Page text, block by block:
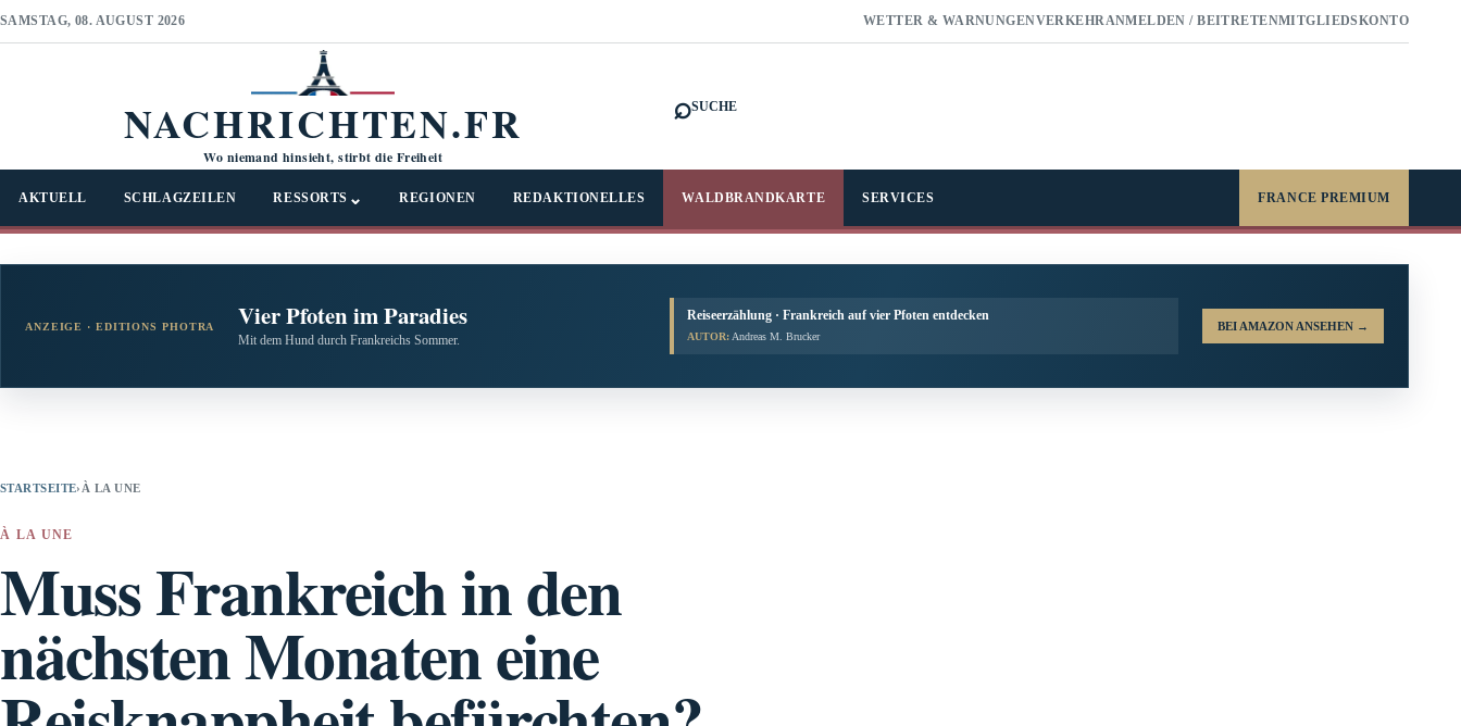
SAMSTAG, 08. AUGUST 2026 WETTER & WARNUNGENVERKEHRANMELDEN / BEITRETENMITGLIEDSKONTO
NACHRICHTEN.FR
Wo niemand hinsieht, stirbt die Freiheit
⌕SUCHE
AKTUELL SCHLAGZEILEN RESSORTS ⌄ REGIONEN REDAKTIONELLES WALDBRANDKARTE SERVICES FRANCE PREMIUM
ANZEIGE · EDITIONS PHOTRA Vier Pfoten im Paradies
Mit dem Hund durch Frankreichs Sommer.
Reiseerzählung · Frankreich auf vier Pfoten entdecken
AUTOR:Andreas M. Brucker
BEI AMAZON ANSEHEN →
STARTSEITE› À LA UNE
À LA UNE
Muss Frankreich in den
nächsten Monaten eine